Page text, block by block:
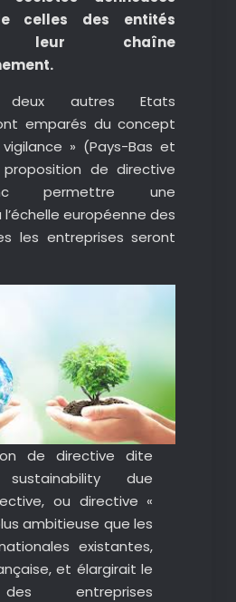
celles des entités
leur chaîne
deux autres Etats
emparés du concept
» (Pays-Bas et
proposition de directive
permettre une
européenne des
les entreprises seront
de directive dite
due
ou directive «
ambitieuse que les
existantes,
et élargirait le
entreprises